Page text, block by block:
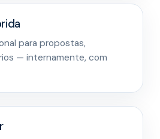
para propostas,
— internamente, com